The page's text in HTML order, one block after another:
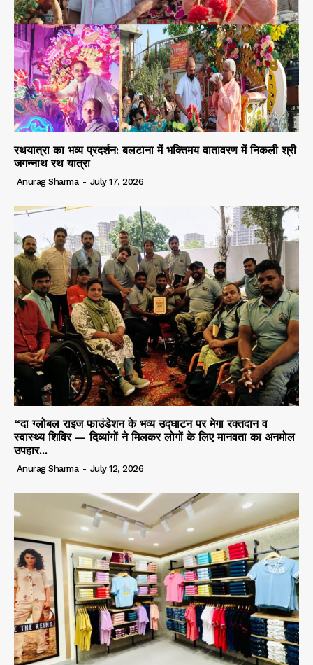
रथयात्रा का भव्य प्रदर्शन: बलटाना में भक्तिमय वातावरण में निकली श्री
जगन्नाथ रथ यात्रा
Anurag Sharma - July 17, 2026
“दा ग्लोबल राइज फाउंडेशन के भव्य उद्घाटन पर मेगा रक्तदान व
स्वास्थ्य शिविर — दिव्यांगों ने मिलकर लोगों के लिए मानवता का अनमोल
उपहार...
Anurag Sharma - July 12, 2026